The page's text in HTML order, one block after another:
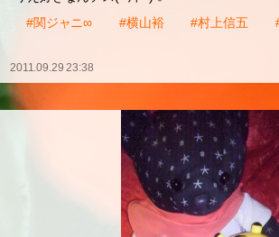
でも!!ヤスは
すば∞裕ちん∞ヒナちが昔出てた
イケイケイケメン
「『オレとヨコが出れたカラ!!オマエは出れた』
って言われた!!笑」ヒナち